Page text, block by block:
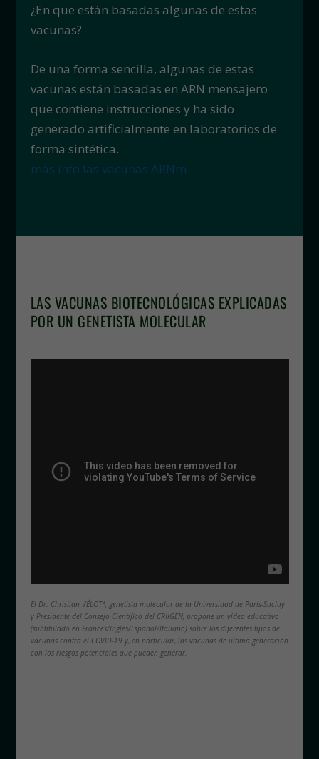
¿En que están basadas algunas de estas
vacunas?
De una forma sencilla, algunas de estas
vacunas están basadas en ARN mensajero
que contiene instrucciones y ha sido
generado artificialmente en laboratorios de
forma sintética.
más info las vacunas ARNm
LAS VACUNAS BIOTECNOLÓGICAS EXPLICADAS
POR UN GENETISTA MOLECULAR
El Dr. Christian VÉLOT*, genetista molecular de la Universidad de París-Saclay
y Presidente del Consejo Científico del CRIIGEN, propone un vídeo educativo
(subtitulado en Francés/Inglés/Español/Italiano) sobre los diferentes tipos de
vacunas contra el COVID-19 y, en particular, las vacunas de última generación
con los riesgos potenciales que pueden generar.